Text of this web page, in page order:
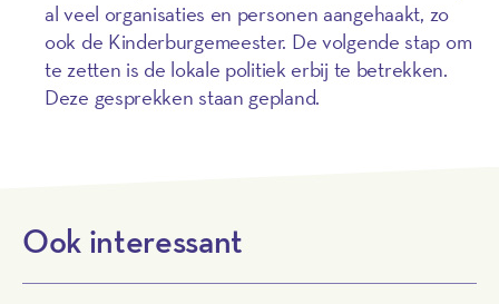
al veel organisaties en personen aangehaakt, zo
ook de Kinderburgemeester. De volgende stap om
te zetten is de lokale politiek erbij te betrekken.
Deze gesprekken staan gepland.
Ook interessant